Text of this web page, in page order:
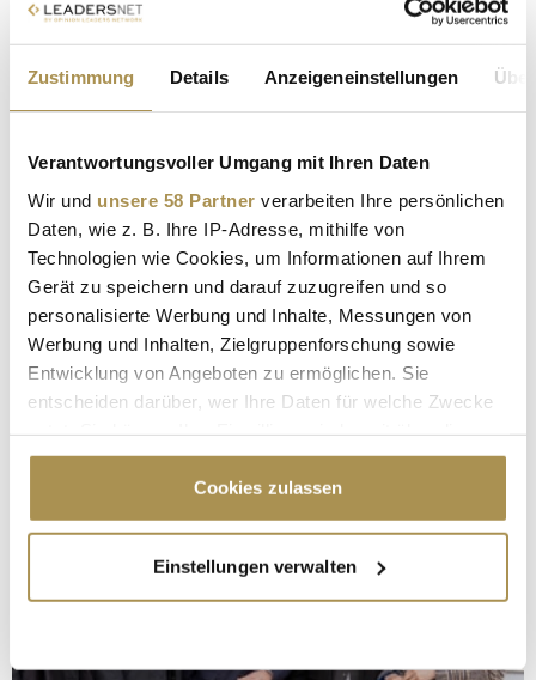
Zustimmung Details Anzeigeneinstellungen
Verantwortungsvoller Umgang mit Ihren Daten
Wir und unsere 58 Partner verarbeiten Ihre persönlichen
Daten, wie z. B. Ihre IP-Adresse, mithilfe von
Technologien wie Cookies, um Informationen auf Ihrem
Gerät zu speichern und darauf zuzugreifen und so
personalisierte Werbung und Inhalte, Messungen von
Werbung und Inhalten, Zielgruppenforschung sowie
Entwicklung von Angeboten zu ermöglichen. Sie
entscheiden darüber, wer Ihre Daten für welche Zwecke
Cookie-Erklärung oder durch Klicken auf das Privacy
Trigger Symbol ändern oder widerrufen
Informationen über Ihre geografische Lage
erfassen, welche bis auf einige Meter genau sein
Cookies zulassen
Einstellungen verwalten